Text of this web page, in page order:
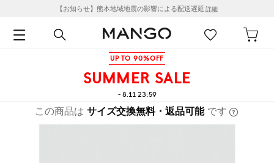
【お知らせ】熊本地域地震の影響による配送遅延 詳細
UP TO 90%OFF
SUMMER SALE
- 8.11 23:59
この商品は サイズ交換無料・返品可能 です